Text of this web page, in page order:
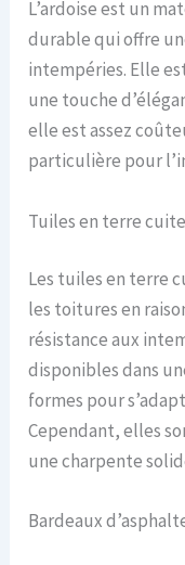
L’ardoise est un
durable qui offre
intempéries. Elle
une touche
elle est assez
particulière pour
Tuiles en terre cuite
Les tuiles en terre
les toitures en
résistance aux
disponibles dans
formes pour
Cependant, elles
une charpente
Bardeaux